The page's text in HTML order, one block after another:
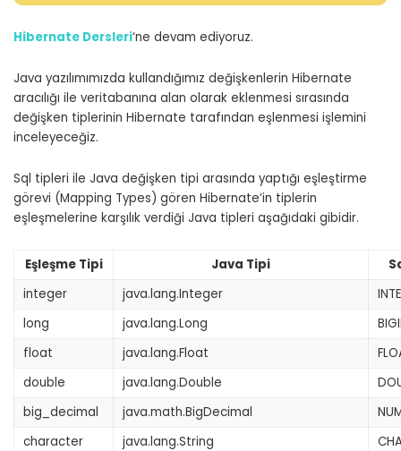
Hibernate Dersleri‘ne devam ediyoruz.
Java yazılımımızda kullandığımız değişkenlerin Hibernate
aracılığı ile veritabanına alan olarak eklenmesi sırasında
değişken tiplerinin Hibernate tarafından eşlenmesi işlemini
inceleyeceğiz.
Sql tipleri ile Java değişken tipi arasında yaptığı eşleştirme
görevi (Mapping Types) gören Hibernate’in tiplerin
eşleşmelerine karşılık verdiği Java tipleri aşağıdaki gibidir.
Eşleşme Tipi Java Tipi
integer
java.lang.Integer
long
java.lang.Long
float
java.lang.Float
double
java.lang.Double
big_decimal
java.math.BigDecimal
character
java.lang.String